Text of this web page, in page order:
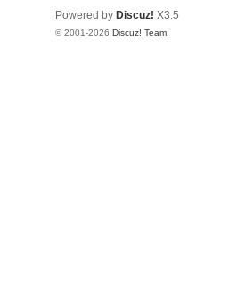
Powered by Discuz! X3.5
© 2001-2026 Discuz! Team